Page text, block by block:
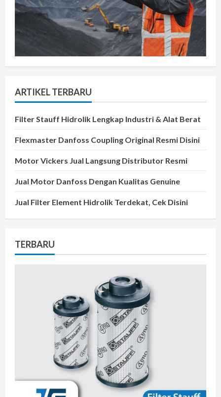
ARTIKEL TERBARU
Filter Stauff Hidrolik Lengkap Industri & Alat Berat
Flexmaster Danfoss Coupling Original Resmi Disini
Motor Vickers Jual Langsung Distributor Resmi
Jual Motor Danfoss Dengan Kualitas Genuine
Jual Filter Element Hidrolik Terdekat, Cek Disini
TERBARU